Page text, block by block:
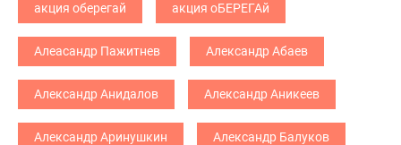
акция оберегай акция оБЕРЕГАй
Алеасандр Пажитнев Александр Абаев
Александр Анидалов Александр Аникеев
Александр Аринушкин Александр Балуков